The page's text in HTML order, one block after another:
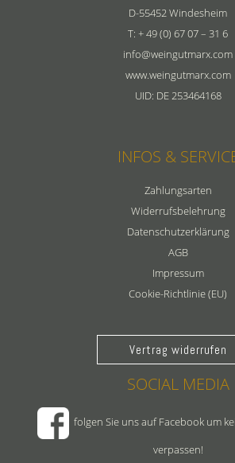
D-55452 Windesheim
T: + 49 (0) 67 07 – 31 6
info@weingutmarx.com
www.weingutmarx.com
UID: DE 253464168
INFOS &
Zahlungsarten
Widerrufsbelehrung
Datenschutzerklärung
AGB
Impressum
Cookie-Richtlinie (EU)
Vertrag widerrufen
SOCIAL MEDIA
folgen Sie uns auf Facebook um
verpassen!